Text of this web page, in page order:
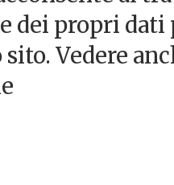
dei propri dati
sito. Vedere